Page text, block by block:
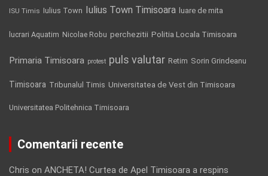
ISU Timis Iulius Town Iulius Town Timisoara luare de mita
lucrari Aquatim Nicolae Robu perchezitii Politia Locala Timisoara
Primaria Timisoara protest puls valutar Retim Sorin Grindeanu
Timisoara Tribunalul Timis Universitatea de Vest din Timisoara
Universitatea Politehnica Timisoara
Comentarii recente
Chris on ANCHETA! Curtea de Apel Timisoara a respins